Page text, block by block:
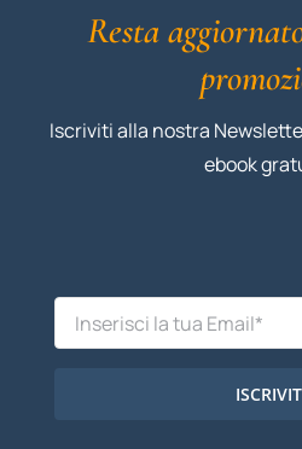
Resta
Iscriviti alla nostra
ebook